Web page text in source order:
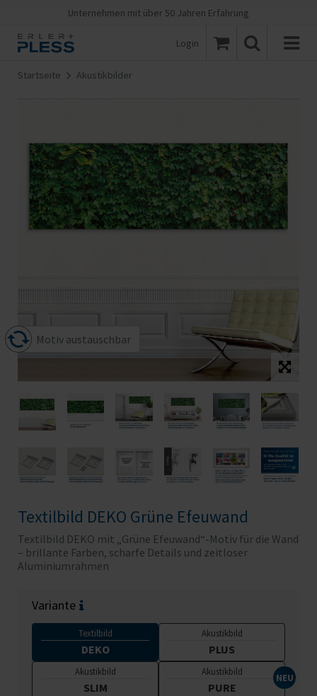
Unternehmen mit über 50 Jahren Erfahrung
Login
Startseite Akustikbilder
Motiv austauschbar
Textilbild DEKO Grüne Efeuwand
Textilbild DEKO mit „Grüne Efeuwand“-Motiv für die Wand
– brillante Farben, scharfe Details und zeitloser
Aluminiumrahmen
Variante
Textilbild
DEKO
Akustikbild
PLUS
Akustikbild
SLIM
Akustikbild
PURE